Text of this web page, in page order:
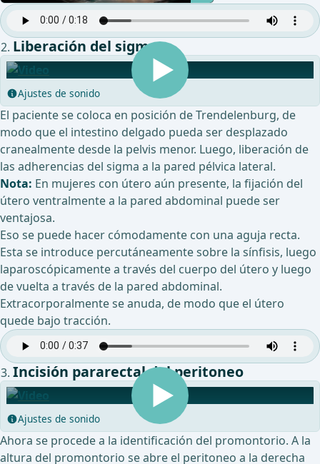
Liberación del sigma
Ajustes de sonido
El paciente se coloca en posición de Trendelenburg, de
modo que el intestino delgado pueda ser desplazado
cranealmente desde la pelvis menor. Luego, liberación de
las adherencias del sigma a la pared pélvica lateral.
Nota: En mujeres con útero aún presente, la fijación del
útero ventralmente a la pared abdominal puede ser
ventajosa.
Eso se puede hacer cómodamente con una aguja recta.
Esta se introduce percutáneamente sobre la sínfisis, luego
laparoscópicamente a través del cuerpo del útero y luego
de vuelta a través de la pared abdominal.
Extracorporalmente se anuda, de modo que el útero
quede bajo tracción.
Incisión pararectal del peritoneo
Ajustes de sonido
Ahora se procede a la identificación del promontorio. A la
altura del promontorio se abre el peritoneo a la derecha